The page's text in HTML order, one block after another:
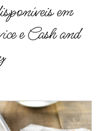
em
e Cash and